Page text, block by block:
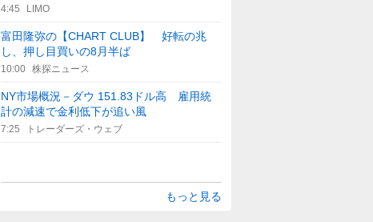
4:45 LIMO
富田隆弥の【CHART CLUB】 好転の兆
し、押し目買いの8月半ば
10:00 株探ニュース
NY市場概況－ダウ 151.83ドル高 雇用統
計の減速で金利低下が追い風
7:25 トレーダーズ・ウェブ
もっと見る